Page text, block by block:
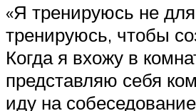
«Я тренируюсь не
тренируюсь, чтобы
Когда я вхожу в
представляю себя
иду на